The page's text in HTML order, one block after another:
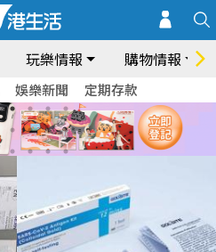
玩樂情報 購物情報
娛樂新聞 定期存款